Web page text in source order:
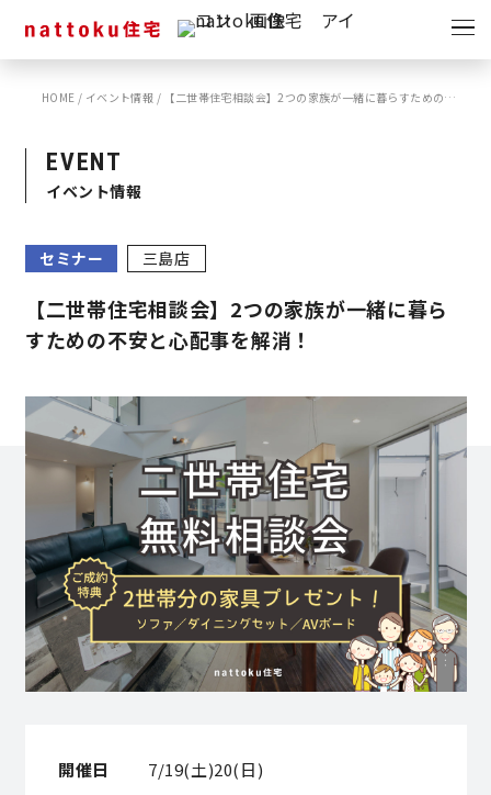
イベント
キャンペーン
ショールーム
モデルハウス
スタッフブログ
営業時間／10:00～20:00 定休日／年末年始
タップで電話をかける
来店・見学予約
HOME / イベント情報 / 【二世帯住宅相談会】2つの家族が一緒に暮らすための不安と心配事を解消！
EVENT
イベント情報
セミナー 三島店
【二世帯住宅相談会】2つの家族が一緒に暮ら
すための不安と心配事を解消！
開催日
7/19(土)20(日)